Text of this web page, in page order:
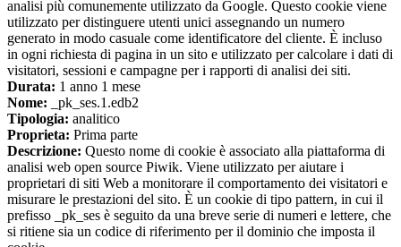
analisi più comunemente utilizzato da Google. Questo cookie viene
utilizzato per distinguere utenti unici assegnando un numero
generato in modo casuale come identificatore del cliente. È incluso
in ogni richiesta di pagina in un sito e utilizzato per calcolare i dati di
visitatori, sessioni e campagne per i rapporti di analisi dei siti.
Durata: 1 anno 1 mese
Nome: _pk_ses.1.edb2
Tipologia: analitico
Proprieta: Prima parte
Descrizione: Questo nome di cookie è associato alla piattaforma di
analisi web open source Piwik. Viene utilizzato per aiutare i
proprietari di siti Web a monitorare il comportamento dei visitatori e
misurare le prestazioni del sito. È un cookie di tipo pattern, in cui il
prefisso _pk_ses è seguito da una breve serie di numeri e lettere, che
si ritiene sia un codice di riferimento per il dominio che imposta il